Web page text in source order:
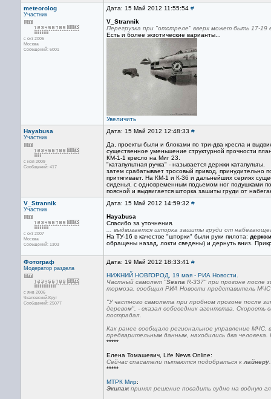
meteorolog
Участник
с окт 2005
Москва
Сообщений: 6001
Дата: 15 Май 2012 11:55:54 #
V_Strannik
Перегрузка при "отстреле" вверх может быть 17-19
Есть и более экзотические варианты...
Увеличить
Hayabusa
Участник
с ноя 2009
Сообщений: 417
Дата: 15 Май 2012 12:48:33 #
Да, проекты были и блоками по три-два кресла и
существенное уменьшение структурной прочности
КМ-1-1 кресло на Миг 23.
"катапультная ручка" - называется держки катапульты.
затем срабатывает тросовый привод, принудительно
притягивает. На КМ-1 и К-36 и дальнейших сериях
сиденья, с одновременным подьемом ног подушками
поясной и выдвигается шторка зашиты груди от
V_Strannik
Участник
с окт 2007
Москва
Сообщений: 1303
Дата: 15 Май 2012 14:59:32 #
Hayabusa
Спасибо за уточнения.
... выдвигается шторка зашиты груди от
На ТУ-16 в качестве "шторки" были руки пилота:
обращены назад, локти сведены) и дернуть вниз.
Фотограф
Модератор раздела
с янв 2006
Чкаловский-Круг
Сообщений: 25077
Дата: 19 Май 2012 18:33:41 #
НИЖНИЙ НОВГОРОД, 19 мая - РИА Новости.
Частный самолет "Sesna R-337" при прогоне после
тормоза, сообщил РИА Новости представитель МЧС
"У частного самолета при пробном прогоне после
деревом", - сказал собеседник агентства.
пострадал.
Как ранее сообщало региональное управление
предварительным данным, находились два
*****
Елена Томашевич, Life News Online:
Сейчас спасатели пытаются подобраться к лайнеру
*****
МТРК Мир:
Экипажпринял решение посадить судно на водную